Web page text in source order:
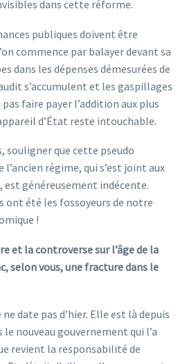
dans cette réforme.
publiques doivent être
commence par balayer devant sa
dans les dépenses démesurées de
s’accumulent et les gaspillages
faire payer l’addition aux plus
d’État reste intouchable.
souligner que cette pseudo
régime, qui s’est joint aux
généreusement indécente.
ont été les fossoyeurs de notre
!
et la controverse sur l’âge de la
selon vous, une fracture dans le
date pas d’hier. Elle est là depuis
le nouveau gouvernement qui l’a
revient la responsabilité de